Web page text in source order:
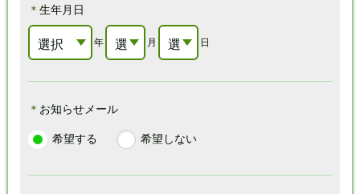
＊ 生年月日
選択
して
下さ
い
年
選
択
し
て
月
選
択
て
日
＊ お知らせメール
希望する
希望しない